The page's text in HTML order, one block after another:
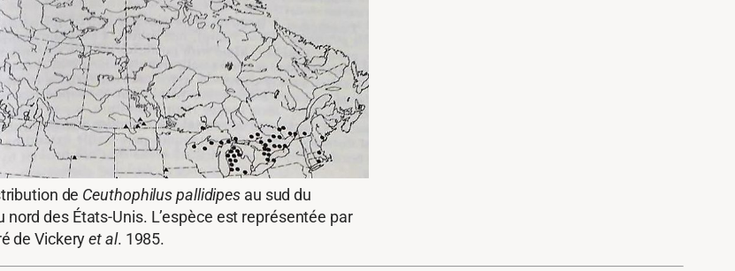
de Ceuthophilus pallidipes au sud du
nord des États-Unis. L’espèce est représentée par
de Vickeryet al. 1985.